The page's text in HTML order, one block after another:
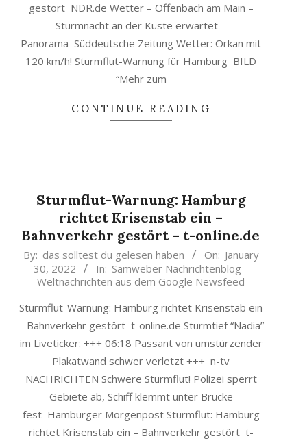
gestört NDR.de Wetter – Offenbach am Main –
Sturmnacht an der Küste erwartet –
Panorama Süddeutsche Zeitung Wetter: Orkan mit
120 km/h! Sturmflut-Warnung für Hamburg BILD
“Mehr zum
CONTINUE READING
Sturmflut-Warnung: Hamburg
richtet Krisenstab ein –
Bahnverkehr gestört – t-online.de
2022-
By: das solltest du gelesen haben On: January
30, 2022
In: Samweber Nachrichtenblog -
Weltnachrichten aus dem Google Newsfeed
Sturmflut-Warnung: Hamburg richtet Krisenstab ein
– Bahnverkehr gestört t-online.de Sturmtief “Nadia”
im Liveticker: +++ 06:18 Passant von umstürzender
Plakatwand schwer verletzt +++ n-tv
NACHRICHTEN Schwere Sturmflut! Polizei sperrt
Gebiete ab, Schiff klemmt unter Brücke
fest Hamburger Morgenpost Sturmflut: Hamburg
richtet Krisenstab ein – Bahnverkehr gestört t-